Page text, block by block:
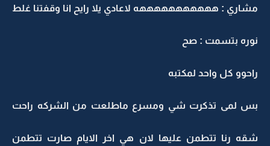
مشاري : هههههههههههه لاعادي يلا رايح انا وقفتنا غلط
نوره بتسمت : صح
راحوو كل واحد لمكتبه
بس لمى تذكرت شي ومسرع ماطلعت من الشركه راحت
شقه رنا تتطمن عليها لان هي اخر الايام صارت تتطمن